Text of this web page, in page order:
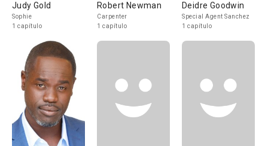
Judy Gold
Sophie
1 capítulo
Robert Newman
Carpenter
1 capítulo
Deidre Goodwin
Special Agent Sanchez
1 capítulo